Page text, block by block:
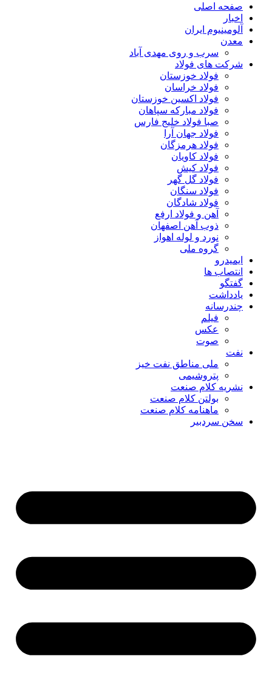
صفحه اصلی
اخبار
آلومینیوم ایران
معدن
سرب و روی مهدی آباد
شرکت های فولاد
فولاد خوزستان
فولاد خراسان
فولاد اکسین خوزستان
فولاد مبارکه سپاهان
صبا فولاد خلیج فارس
فولاد جهان آرا
فولاد هرمزگان
فولاد کاویان
فولاد کیش
فولاد گل گهر
فولاد سنگان
فولاد شادگان
آهن و فولاد ارفع
ذوب آهن اصفهان
نورد و لوله اهواز
گروه ملی
ایمیدرو
انتصاب ها
گفتگو
یادداشت
چندرسانه
فیلم
عکس
صوت
نفت
ملی مناطق نفت خیز
پتروشیمی
نشریه کلام صنعت
بولتن کلام صنعت
ماهنامه کلام صنعت
سخن سردبیر